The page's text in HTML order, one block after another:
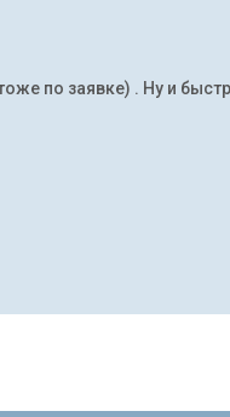
по заявке) . Ну и